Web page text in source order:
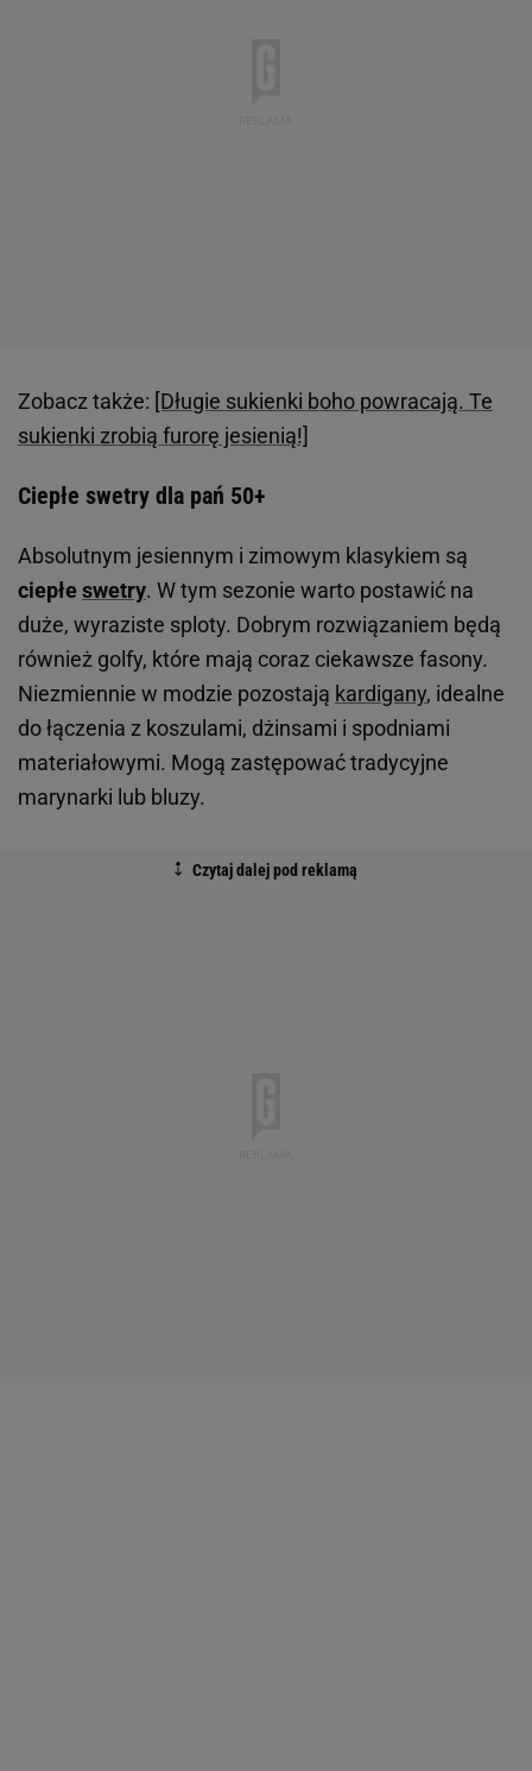
Zobacz także: [Długie sukienki boho powracają. Te
sukienki zrobią furorę jesienią!]
Ciepłe swetry dla pań 50+
Absolutnym jesiennym i zimowym klasykiem są
ciepłeswetry. W tym sezonie warto postawić na
duże, wyraziste sploty. Dobrym rozwiązaniem będą
również golfy, które mają coraz ciekawsze fasony.
Niezmiennie w modzie pozostają kardigany, idealne
do łączenia z koszulami, dżinsami i spodniami
materiałowymi. Mogą zastępować tradycyjne
marynarki lub bluzy.